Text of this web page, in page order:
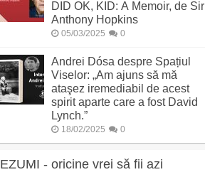
DID OK, KID: A Memoir, de Sir
Anthony Hopkins
05/03/2025 0
Andrei Dósa despre Spațiul
Viselor: „Am ajuns să mă
ataşez iremediabil de acest
spirit aparte care a fost David
Lynch.”
18/02/2025 0
- oricine vrei să fii azi